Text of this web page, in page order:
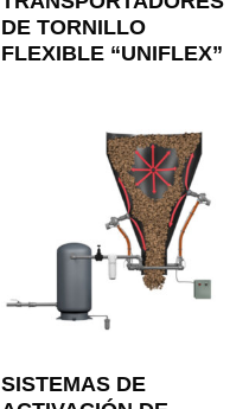
DE TORNILLO
FLEXIBLE “UNIFLEX”
SISTEMAS DE